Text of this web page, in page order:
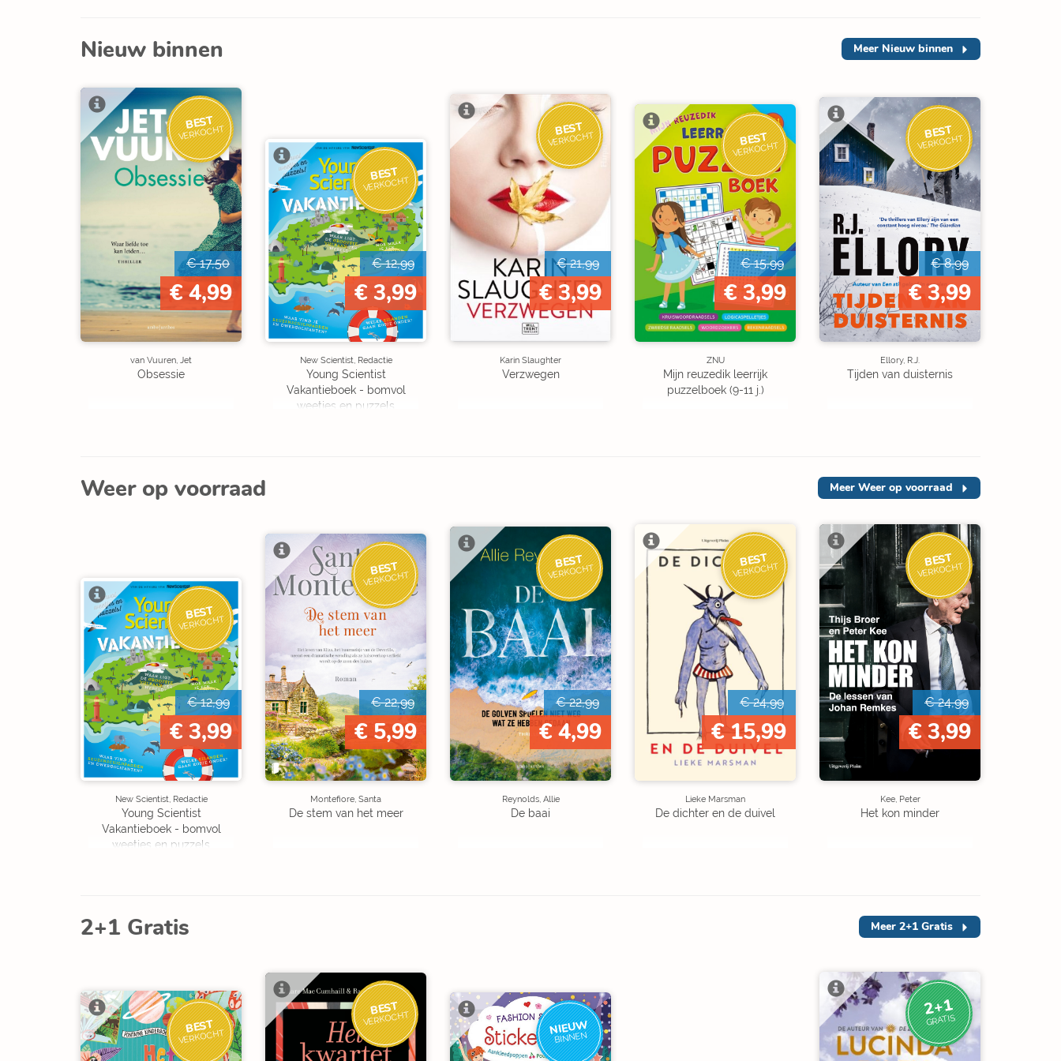
Nieuw binnen Meer Nieuw binnen
BEST
VERKOCHT
€ 17,50
€ 4,99
van Vuuren, Jet
Obsessie
BEST
VERKOCHT
€ 12,99
€ 3,99
New Scientist, Redactie
Young Scientist
Vakantieboek - bomvol
weetjes en puzzels
BEST
VERKOCHT
€ 21,99
€ 3,99
Karin Slaughter
Verzwegen
BEST
VERKOCHT
€ 15,99
€ 3,99
ZNU
Mijn reuzedik leerrijk
puzzelboek (9-11 j.)
BEST
VERKOCHT
€ 8,99
€ 3,99
Ellory, R.J.
Tijden van duisternis
Weer op voorraad Meer Weer op voorraad
BEST
VERKOCHT
€ 12,99
€ 3,99
New Scientist, Redactie
Young Scientist
Vakantieboek - bomvol
weetjes en puzzels
BEST
VERKOCHT
€ 22,99
€ 5,99
Montefiore, Santa
De stem van het meer
BEST
VERKOCHT
€ 22,99
€ 4,99
Reynolds, Allie
De baai
BEST
VERKOCHT
€ 24,99
€ 15,99
Lieke Marsman
De dichter en de duivel
BEST
VERKOCHT
€ 24,99
€ 3,99
Kee, Peter
Het kon minder
2+1 Gratis Meer 2+1 Gratis
BEST
VERKOCHT
BEST
VERKOCHT NIEUW
BINNEN
2+1
GRATIS